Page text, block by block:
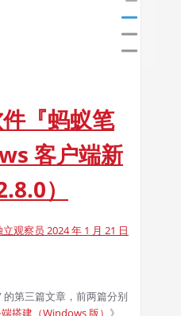
『蚂蚁笔
客户端新
）
立观察员 2024 年 1 月 21 日
的第三篇文章，前两篇分别
搭建（Windows 版） 》